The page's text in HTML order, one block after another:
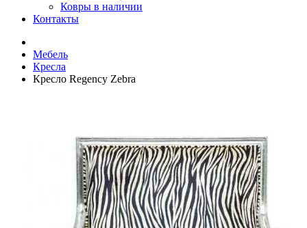
Ковры в наличии
Контакты
Мебель
Кресла
Кресло Regency Zebra